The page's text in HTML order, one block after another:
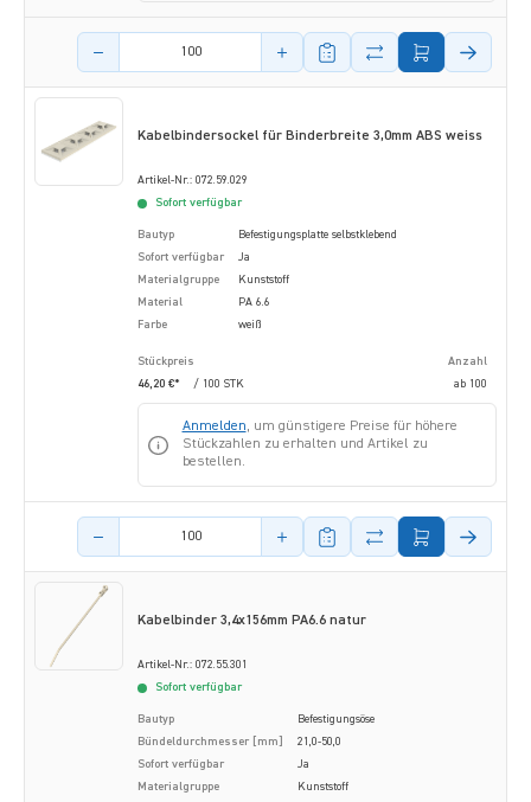
Menge des Artikels
Kabelbindersockel für Binderbreite 3,0mm ABS weiss
Artikel-Nr.: 072.59.029
Sofort verfügbar
Bautyp
Befestigungsplatte selbstklebend
Sofort verfügbar
Ja
Materialgruppe
Kunststoff
Material
PA 6.6
Farbe
weiß
Stückpreis
Anzahl
46,20 €*
/ 100 STK ab 100
Anmelden, um günstigere Preise für höhere
Stückzahlen zu erhalten und Artikel zu
bestellen.
Menge des Artikels
Kabelbinder 3,4x156mm PA6.6 natur
Artikel-Nr.: 072.55.301
Sofort verfügbar
Bautyp
Befestigungsöse
Bündeldurchmesser [mm]
21,0-50,0
Sofort verfügbar
Ja
Materialgruppe
Kunststoff